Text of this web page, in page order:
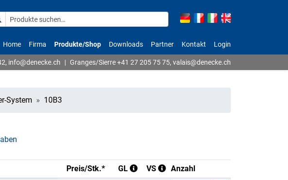
Home Firma Produkte/Shop Downloads Partner Kontakt Login
, info@denecke.ch | Granges/Sierre+41 27 205 75 75, valais@denecke.ch
System 10B3
Preis/Stk.* GL VS Anzahl